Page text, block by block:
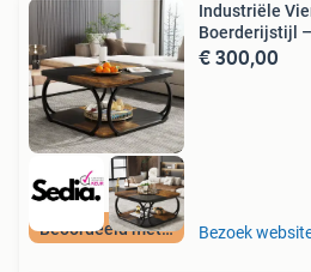
Beoordeeld met 9+
Industriële
Boerderijstijl
€ 300,00
Bezoek